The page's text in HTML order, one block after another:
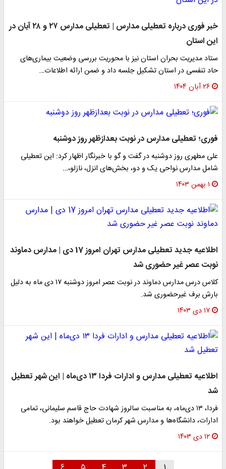
خبر فوری درباره تعطیلی مدارس | تعطیلی مدارس ۲۷ و ۲۸ آبان در
این استان
ستاد مدیریت بحران استان نیز با محوریت بررسی وضعیت بیماری‌های
حاد تنفسی در استان تشکیل جلسه داد و ضمن ارائه اطلاعات…
۲۶ آبان ۱۴۰۴
فوری؛ تعطیلی مدارس در نوبت بعدازظهر روز دوشنبه
علی مطهری روز دوشنبه در گفت و گو با خبرنگار اظهار کرد: این تعطیلی
شامل مدارس نواحی یک و دو، بخش‌های انزل، نازلو،…
۱ بهمن ۱۴۰۳
اطلاعیه جدید تعطیلی مدارس تهران امروز 17 دی | مدارس دماوند
نوبت عصر غیر حضوری شد
کلاس درس مدارس دماوند در نوبت عصر امروز دوشنبه ۱۷ دی ماه به دلیل
بارش برف غیرحضوری شد.
۱۷ دی ۱۴۰۳
اطلاعیه تعطیلی مدارس و ادارات فردا ۱۳ دی‌ماه | این شهر تعطیل
شد
فردا، ۱۳ دی‌ماه، به مناسبت سالروز شهادت حاج قاسم سلیمانی، تمامی
ادارات، دانشگاه‌ها و مدارس شهر کرمان تعطیل خواهند بود.
۱۲ دی ۱۴۰۳